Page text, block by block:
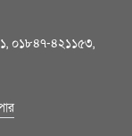
০১৮৪৭-৪২১১৫৩,